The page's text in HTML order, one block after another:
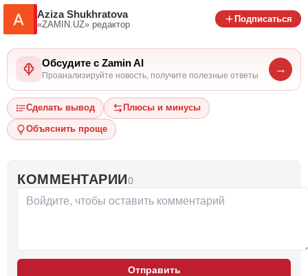
Aziza Shukhratova
«ZAMIN.UZ» редактор
Подписаться
Обсудите с Zamin AI
Проанализируйте новость, получите полезные ответы
→
Сделать вывод Плюсы и минусы
Объяснить проще
КОММЕНТАРИИ0
Отправить